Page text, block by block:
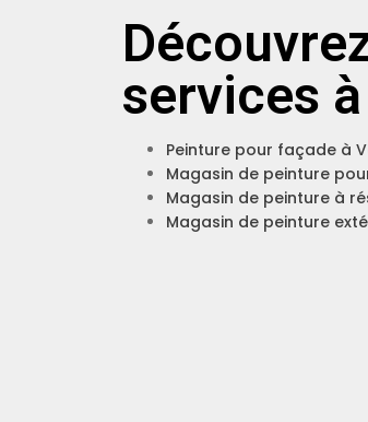
services
Peinture pour façade à
Magasin de peinture
Magasin de peinture à
Magasin de peinture